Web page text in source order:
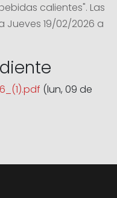
calientes". Las
Jueves 19/02/2026 a
(lun, 09 de